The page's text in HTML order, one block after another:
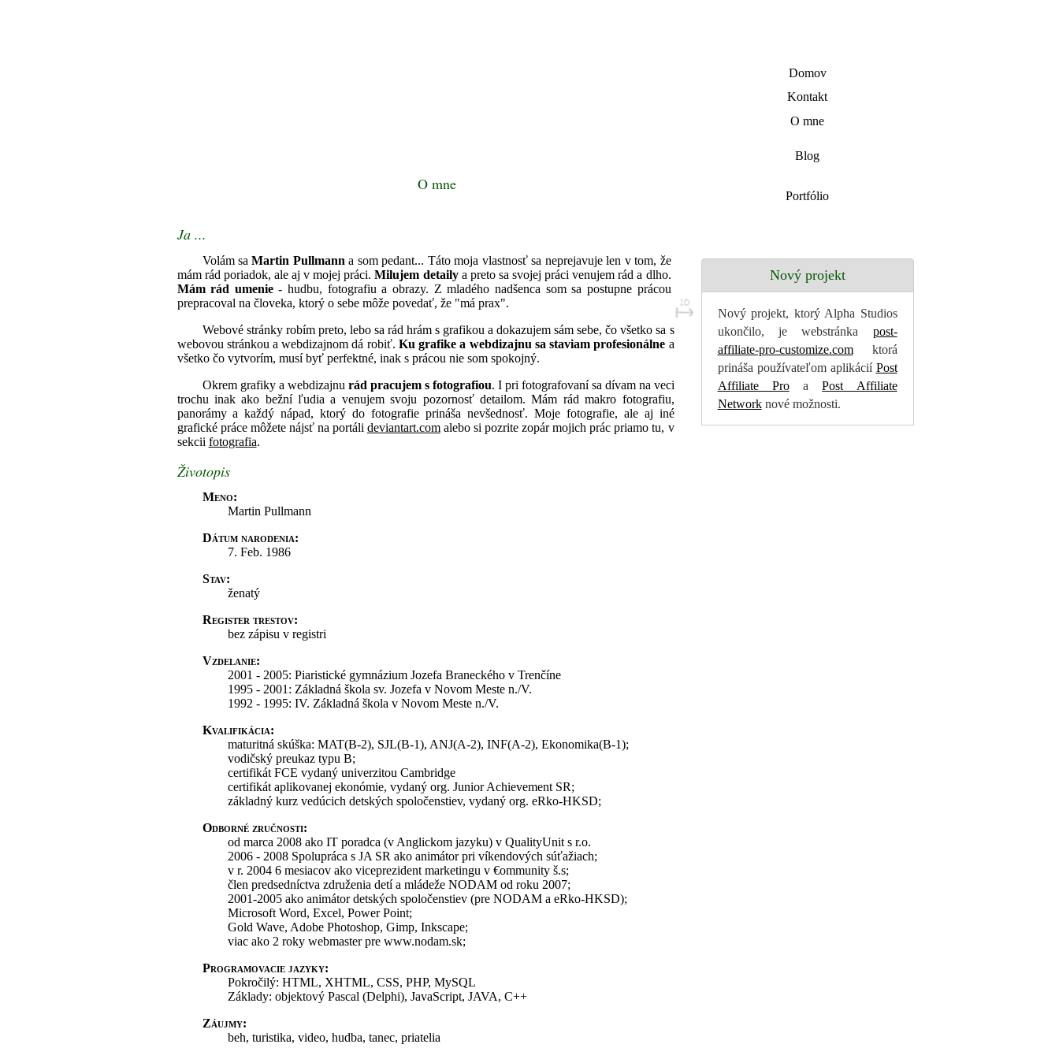
O mne
Ja ...
Volám saMartin Pullmann a som pedant... Táto moja vlastnosť sa neprejavuje len v tom, že
mám rád poriadok, ale aj v mojej práci.Milujem detailya preto sa svojej práci venujem rád a dlho.
Mám rád umenie- hudbu, fotografiu a obrazy. Z mladého nadšenca som sa postupne prácou
prepracoval na človeka, ktorý o sebe môže povedať, že "má prax".
Webové stránky robím preto, lebo sa rád hrám s grafikou a dokazujem sám sebe, čo všetko sa s
webovou stránkou a webdizajnom dá robiť. Ku grafike a webdizajnu sa staviam profesionálne a
všetko čo vytvorím, musí byť perfektné, inak s prácou nie som spokojný.
Okrem grafiky a webdizajnu rád pracujem s fotografiou. I pri fotografovaní sa dívam na veci
trochu inak ako bežní ľudia a venujem svoju pozornosť detailom. Mám rád makro fotografiu,
panorámy a každý nápad, ktorý do fotografie prináša nevšednosť. Moje fotografie, ale aj iné
grafické práce môžete nájsť na portáli deviantart.comalebo si pozrite zopár mojich prác priamo tu, v
sekcii fotografia.
Životopis
Meno:
Martin Pullmann
Dátum narodenia:
7. Feb. 1986
Stav:
ženatý
Register trestov:
bez zápisu v registri
Vzdelanie:
2001 - 2005: Piaristické gymnázium Jozefa Braneckého v Trenčíne
1995 - 2001: Základná škola sv. Jozefa v Novom Meste n./V.
1992 - 1995: IV. Základná škola v Novom Meste n./V.
Kvalifikácia:
maturitná skúška: MAT(B-2), SJL(B-1), ANJ(A-2), INF(A-2), Ekonomika(B-1);
vodičský preukaz typu B;
certifikát FCE vydaný univerzitou Cambridge
certifikát aplikovanej ekonómie, vydaný org. Junior Achievement SR;
základný kurz vedúcich detských spoločenstiev, vydaný org. eRko-HKSD;
Odborné zručnosti:
od marca 2008 ako IT poradca (v Anglickom jazyku) v QualityUnit s r.o.
2006 - 2008 Spolupráca s JA SR ako animátor pri víkendových súťažiach;
v r. 2004 6 mesiacov ako viceprezident marketingu v €ommunity š.s;
člen predsedníctva združenia detí a mládeže NODAM od roku 2007;
2001-2005 ako animátor detských spoločenstiev (pre NODAM a eRko-HKSD);
Microsoft Word, Excel, Power Point;
Gold Wave, Adobe Photoshop, Gimp, Inkscape;
viac ako 2 roky webmaster pre www.nodam.sk;
Programovacie jazyky:
Pokročilý: HTML, XHTML, CSS, PHP, MySQL
Základy: objektový Pascal (Delphi), JavaScript, JAVA, C++
Záujmy:
beh, turistika, video, hudba, tanec, priatelia
Domov
Kontakt
O mne
Blog
Portfólio
Nový projekt
Nový projekt, ktorý Alpha Studios
ukončilo, je webstránka post-
affiliate-pro-customize.comktorá
prináša používateľom aplikácií Post
Affiliate ProaPost Affiliate
Networknové možnosti.